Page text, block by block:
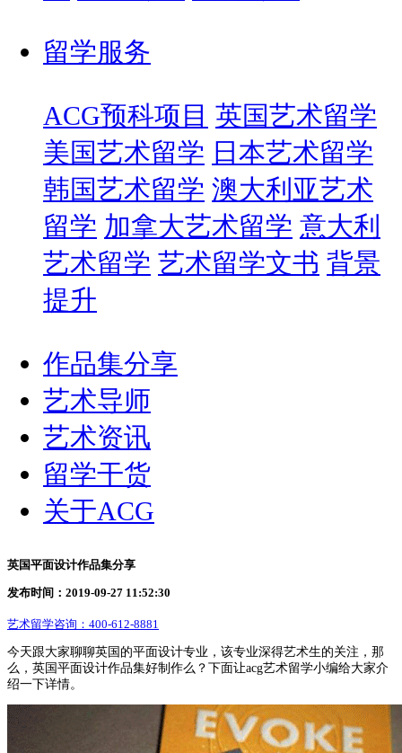
留学服务
ACG预科项目 英国艺术留学
美国艺术留学 日本艺术留学
韩国艺术留学 澳大利亚艺术
留学 加拿大艺术留学 意大利
艺术留学 艺术留学文书 背景
提升
作品集分享
艺术导师
艺术资讯
留学干货
关于ACG
英国平面设计作品集分享
发布时间：2019-09-27 11:52:30
艺术留学咨询： 400-612-8881
今天跟大家聊聊英国的平面设计专业，该专业深得艺术生的关注，那
么，英国平面设计作品集好制作么？下面让acg艺术留学小编给大家介
绍一下详情。